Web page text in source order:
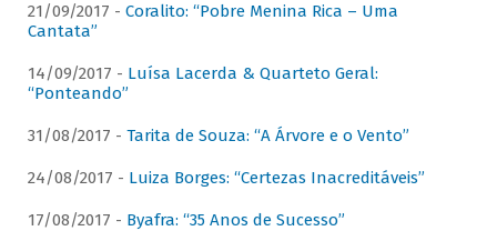
21/09/2017 - Coralito: “Pobre Menina Rica – Uma
Cantata”
14/09/2017 - Luísa Lacerda & Quarteto Geral:
“Ponteando”
31/08/2017 - Tarita de Souza: “A Árvore e o Vento”
24/08/2017 - Luiza Borges: “Certezas Inacreditáveis”
17/08/2017 - Byafra: “35 Anos de Sucesso”